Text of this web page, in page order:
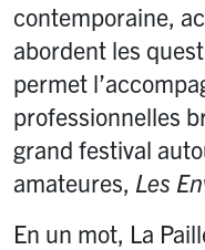
contemporaine,
abordent les
permet
professionnelles
grand festival
amateures, Les
En un mot, La